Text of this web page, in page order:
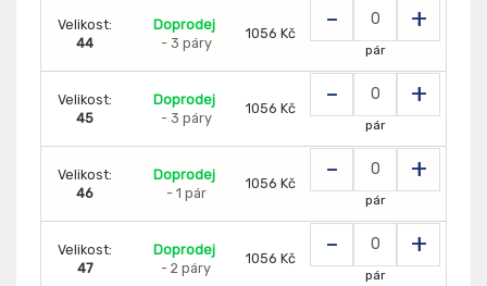
Velikost:
44
Doprodej
- 3 páry
1056 Kč - +
pár
Velikost:
45
Doprodej
- 3 páry
1056 Kč - +
pár
Velikost:
46
Doprodej
- 1 pár
1056 Kč - +
pár
Velikost:
47
Doprodej
- 2 páry
1056 Kč - +
pár